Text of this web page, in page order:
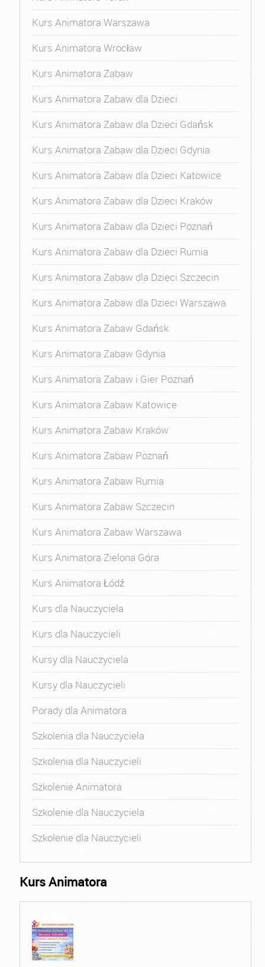
Kurs Animatora Warszawa
Kurs Animatora Wrocław
Kurs Animatora Zabaw
Kurs Animatora Zabaw dla Dzieci
Kurs Animatora Zabaw dla Dzieci Gdańsk
Kurs Animatora Zabaw dla Dzieci Gdynia
Kurs Animatora Zabaw dla Dzieci Katowice
Kurs Animatora Zabaw dla Dzieci Kraków
Kurs Animatora Zabaw dla Dzieci Poznań
Kurs Animatora Zabaw dla Dzieci Rumia
Kurs Animatora Zabaw dla Dzieci Szczecin
Kurs Animatora Zabaw dla Dzieci Warszawa
Kurs Animatora Zabaw Gdańsk
Kurs Animatora Zabaw Gdynia
Kurs Animatora Zabaw i Gier Poznań
Kurs Animatora Zabaw Katowice
Kurs Animatora Zabaw Kraków
Kurs Animatora Zabaw Poznań
Kurs Animatora Zabaw Rumia
Kurs Animatora Zabaw Szczecin
Kurs Animatora Zabaw Warszawa
Kurs Animatora Zielona Góra
Kurs Animatora Łódź
Kurs dla Nauczyciela
Kurs dla Nauczycieli
Kursy dla Nauczyciela
Kursy dla Nauczycieli
Porady dla Animatora
Szkolenia dla Nauczyciela
Szkolenia dla Nauczycieli
Szkolenie Animatora
Szkolenie dla Nauczyciela
Szkolenie dla Nauczycieli
Kurs Animatora